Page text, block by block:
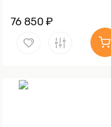
76 850 ₽